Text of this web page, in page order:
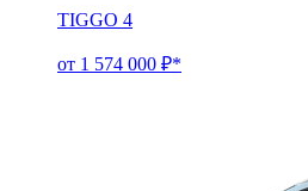
TIGGO 4
от 1 574 000 ₽*